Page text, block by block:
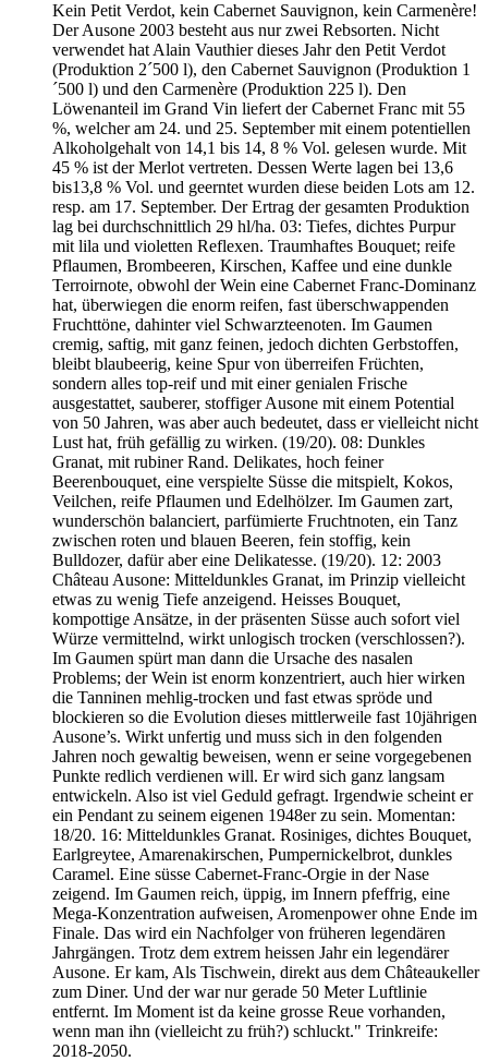
Kein Petit Verdot, kein Cabernet Sauvignon, kein Carmenère!
Der Ausone 2003 besteht aus nur zwei Rebsorten. Nicht
verwendet hat Alain Vauthier dieses Jahr den Petit Verdot
(Produktion 2´500 l), den Cabernet Sauvignon (Produktion 1
´500 l) und den Carmenère (Produktion 225 l). Den
Löwenanteil im Grand Vin liefert der Cabernet Franc mit 55
%, welcher am 24. und 25. September mit einem potentiellen
Alkoholgehalt von 14,1 bis 14, 8 % Vol. gelesen wurde. Mit
45 % ist der Merlot vertreten. Dessen Werte lagen bei 13,6
bis13,8 % Vol. und geerntet wurden diese beiden Lots am 12.
resp. am 17. September. Der Ertrag der gesamten Produktion
lag bei durchschnittlich 29 hl/ha. 03: Tiefes, dichtes Purpur
mit lila und violetten Reflexen. Traumhaftes Bouquet; reife
Pflaumen, Brombeeren, Kirschen, Kaffee und eine dunkle
Terroirnote, obwohl der Wein eine Cabernet Franc-Dominanz
hat, überwiegen die enorm reifen, fast überschwappenden
Fruchttöne, dahinter viel Schwarzteenoten. Im Gaumen
cremig, saftig, mit ganz feinen, jedoch dichten Gerbstoffen,
bleibt blaubeerig, keine Spur von überreifen Früchten,
sondern alles top-reif und mit einer genialen Frische
ausgestattet, sauberer, stoffiger Ausone mit einem Potential
von 50 Jahren, was aber auch bedeutet, dass er vielleicht nicht
Lust hat, früh gefällig zu wirken. (19/20). 08: Dunkles
Granat, mit rubiner Rand. Delikates, hoch feiner
Beerenbouquet, eine verspielte Süsse die mitspielt, Kokos,
Veilchen, reife Pflaumen und Edelhölzer. Im Gaumen zart,
wunderschön balanciert, parfümierte Fruchtnoten, ein Tanz
zwischen roten und blauen Beeren, fein stoffig, kein
Bulldozer, dafür aber eine Delikatesse. (19/20). 12: 2003
Château Ausone: Mitteldunkles Granat, im Prinzip vielleicht
etwas zu wenig Tiefe anzeigend. Heisses Bouquet,
kompottige Ansätze, in der präsenten Süsse auch sofort viel
Würze vermittelnd, wirkt unlogisch trocken (verschlossen?).
Im Gaumen spürt man dann die Ursache des nasalen
Problems; der Wein ist enorm konzentriert, auch hier wirken
die Tanninen mehlig-trocken und fast etwas spröde und
blockieren so die Evolution dieses mittlerweile fast 10jährigen
Ausone’s. Wirkt unfertig und muss sich in den folgenden
Jahren noch gewaltig beweisen, wenn er seine vorgegebenen
Punkte redlich verdienen will. Er wird sich ganz langsam
entwickeln. Also ist viel Geduld gefragt. Irgendwie scheint er
ein Pendant zu seinem eigenen 1948er zu sein. Momentan:
18/20. 16: Mitteldunkles Granat. Rosiniges, dichtes Bouquet,
Earlgreytee, Amarenakirschen, Pumpernickelbrot, dunkles
Caramel. Eine süsse Cabernet-Franc-Orgie in der Nase
zeigend. Im Gaumen reich, üppig, im Innern pfeffrig, eine
Mega-Konzentration aufweisen, Aromenpower ohne Ende im
Finale. Das wird ein Nachfolger von früheren legendären
Jahrgängen. Trotz dem extrem heissen Jahr ein legendärer
Ausone. Er kam, Als Tischwein, direkt aus dem Châteaukeller
zum Diner. Und der war nur gerade 50 Meter Luftlinie
entfernt. Im Moment ist da keine grosse Reue vorhanden,
wenn man ihn (vielleicht zu früh?) schluckt." Trinkreife:
2018-2050.